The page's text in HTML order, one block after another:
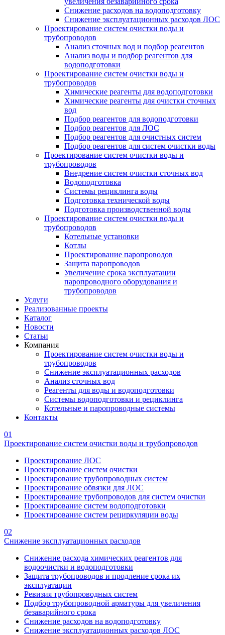
Снижение расходов на водоподготовку
Снижение эксплуатационных расходов ЛОС
Проектирование систем очистки воды и
трубопроводов
Анализ сточных вод и подбор реагентов
Анализ воды и подбор реагентов для
водоподготовки
Проектирование систем очистки воды и
трубопроводов
Химические реагенты для водоподготовки
Химические реагенты для очистки сточных
вод
Подбор реагентов для водоподготовки
Подбор реагентов для ЛОС
Подбор реагентов для очистных систем
Подбор реагентов для систем очистки воды
Проектирование систем очистки воды и
трубопроводов
Внедрение систем очистки сточных вод
Водоподготовка
Системы рециклинга воды
Подготовка технической воды
Подготовка производственной воды
Проектирование систем очистки воды и
трубопроводов
Котельные установки
Котлы
Проектирование паропроводов
Защита паропроводов
Увеличение срока эксплуатации
паропроводного оборудования и
трубопроводов
Услуги
Реализованные проекты
Каталог
Новости
Статьи
Компания
Проектирование систем очистки воды и
трубопроводов
Снижение эксплуатационных расходов
Анализ сточных вод
Реагенты для воды и водоподготовки
Системы водоподготовки и рециклинга
Котельные и паропроводные системы
Контакты
01
Проектирование систем очистки воды и трубопроводов
Проектирование ЛОС
Проектирование систем очистки
Проектирование трубопроводных систем
Проектирование обвязки для ЛОС
Проектирование трубопроводов для систем очистки
Проектирование систем водоподготовки
Проектирование систем рециркуляции воды
02
Снижение эксплуатационных расходов
Снижение расхода химических реагентов для
водоочистки и водоподготовки
Защита трубопроводов и продление срока их
эксплуатации
Ревизия трубопроводных систем
Подбор трубопроводной арматуры для увеличения
безаварийного срока
Снижение расходов на водоподготовку
Снижение эксплуатационных расходов ЛОС